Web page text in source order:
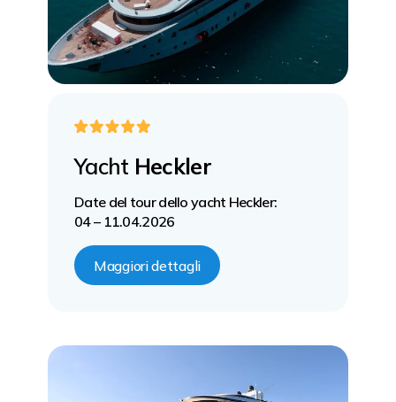
Yacht Heckler
Date del tour dello yacht Heckler:
04 – 11.04.2026
Maggiori dettagli